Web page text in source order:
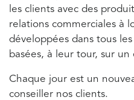
les clients avec des
relations commerciales à
développées dans tous
basées, à leur tour, sur
Chaque jour est un
conseiller nos clients.